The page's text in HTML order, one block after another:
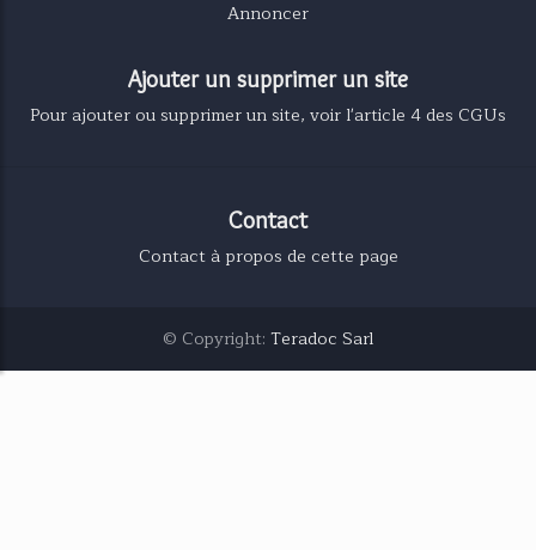
Annoncer
Ajouter un supprimer un site
Pour ajouter ou supprimer un site, voir l'article 4 des CGUs
Contact
Contact à propos de cette page
© Copyright: Teradoc Sarl